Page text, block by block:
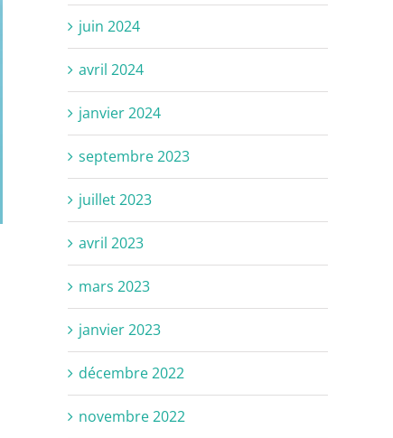
juin 2024
avril 2024
janvier 2024
septembre 2023
juillet 2023
avril 2023
mars 2023
janvier 2023
décembre 2022
novembre 2022